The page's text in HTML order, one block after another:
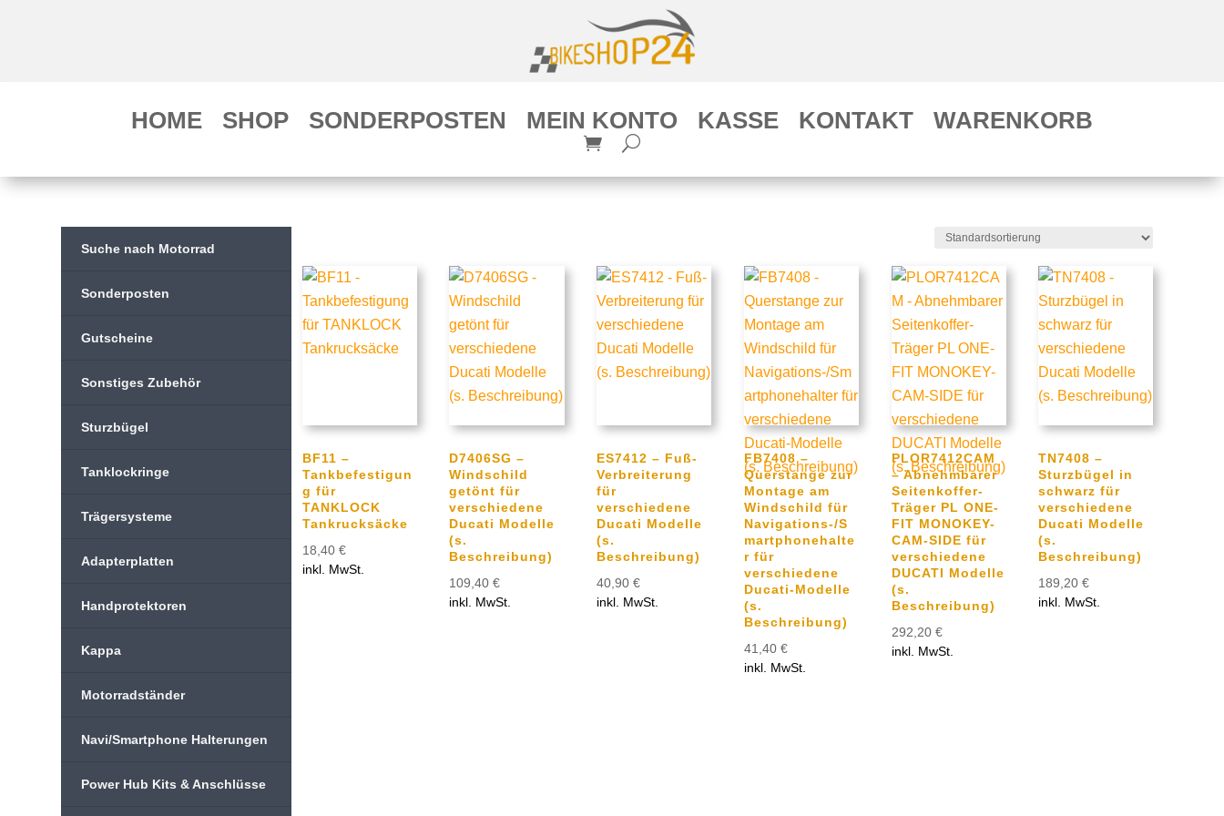
HOME SHOP SONDERPOSTEN MEIN KONTO KASSE KONTAKT WARENKORB
Suche nach Motorrad
Sonderposten
Gutscheine
Sonstiges Zubehör
Sturzbügel
Tanklockringe
Trägersysteme
Adapterplatten
Handprotektoren
Kappa
Motorradständer
Navi/Smartphone Halterungen
Power Hub Kits & Anschlüsse
BF11 –
Tankbefestigun
g für
TANKLOCK
Tankrucksäcke
18,40 €
inkl. MwSt.
D7406SG –
Windschild
getönt für
verschiedene
Ducati Modelle
(s.
Beschreibung)
109,40€
inkl. MwSt.
ES7412 – Fuß-
Verbreiterung
für
verschiedene
Ducati Modelle
(s.
Beschreibung)
40,90€
inkl. MwSt.
FB7408 –
Querstange zur
Montage am
Windschild für
Navigations-/S
martphonehalte
r für
verschiedene
Ducati-Modelle
(s.
Beschreibung)
41,40 €
inkl. MwSt.
PLOR7412CAM
– Abnehmbarer
Seitenkoffer-
Träger PL ONE-
FIT MONOKEY-
CAM-SIDE für
verschiedene
DUCATI Modelle
(s.
Beschreibung)
292,20 €
inkl. MwSt.
TN7408 –
Sturzbügel in
schwarz für
verschiedene
Ducati Modelle
(s.
Beschreibung)
189,20€
inkl. MwSt.